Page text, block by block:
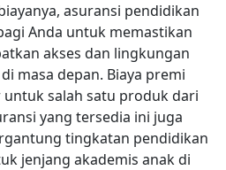
asuransi pendidikan
Anda untuk memastikan
akses dan lingkungan
masa depan. Biaya premi
salah satu produk dari
yang tersedia ini juga
tingkatan pendidikan
jenjang akademis anak di